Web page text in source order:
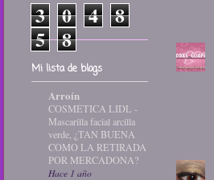
3 0 4 8
5 8
Mi lista de blogs
Arroín
COSMÉTICA LIDL -
Mascarilla facial arcilla
verde, ¿TAN BUENA
COMO LA RETIRADA
POR MERCADONA?
Hace 1 año